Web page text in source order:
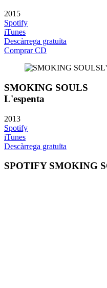
2015
Spotify
iTunes
Descàrrega gratuïta
Comprar CD
SMOKING SOULS
L'espenta
2013
Spotify
iTunes
Descàrrega gratuïta
SPOTIFY SMOKING